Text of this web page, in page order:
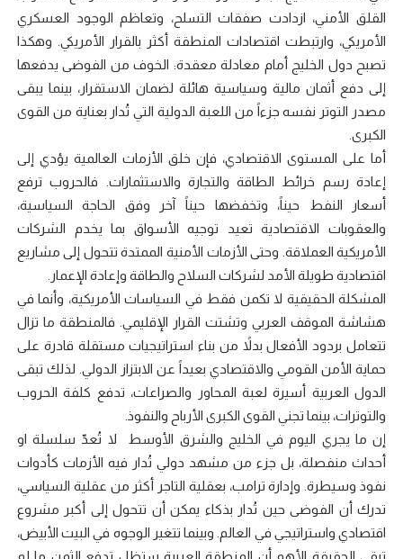
القلق الأمني، ازدادت صفقات التسلح، وتعاظم الوجود العسكري
الأمريكي، وارتبطت اقتصادات المنطقة أكثر بالقرار الأمريكي. وهكذا
تصبح دول الخليج أمام معادلة معقدة: الخوف من الفوضى يدفعها
إلى دفع أثمان مالية وسياسية هائلة لضمان الاستقرار، بينما يبقى
مصدر التوتر نفسه جزءاً من اللعبة الدولية التي تُدار بعناية من القوى
الكبرى.
أما على المستوى الاقتصادي، فإن خلق الأزمات العالمية يؤدي إلى
إعادة رسم خرائط الطاقة والتجارة والاستثمارات. فالحروب ترفع
أسعار النفط حيناً، وتخفضها حيناً آخر وفق الحاجة السياسية،
والعقوبات الاقتصادية تعيد توجيه الأسواق بما يخدم الشركات
الأمريكية العملاقة. وحتى الأزمات الأمنية الممتدة تتحول إلى مشاريع
اقتصادية طويلة الأمد لشركات السلاح والطاقة وإعادة الإعمار.
المشكلة الحقيقية لا تكمن فقط في السياسات الأمريكية، وأنما في
هشاشة الموقف العربي وتشتت القرار الإقليمي. فالمنطقة ما تزال
تتعامل بردود الأفعال بدلاً من بناء استراتيجيات مستقلة قادرة على
حماية الأمن القومي والاقتصادي بعيداً عن الابتزاز الدولي. لذلك تبقى
الدول العربية أسيرة لعبة المحاور والصراعات، تدفع كلفة الحروب
والتوترات، بينما تجني القوى الكبرى الأرباح والنفوذ.
إن ما يجري اليوم في الخليج والشرق الأوسط لا تُعدّ سلسلة او
أحداث منفصلة، بل جزء من مشهد دولي تُدار فيه الأزمات كأدوات
نفوذ وسيطرة. وإدارة ترامب، بعقلية التاجر أكثر من عقلية السياسي،
تدرك أن الفوضى حين تُدار بذكاء يمكن أن تتحول إلى أكبر مشروع
اقتصادي واستراتيجي في العالم. وبينما تتغير الوجوه في البيت الأبيض،